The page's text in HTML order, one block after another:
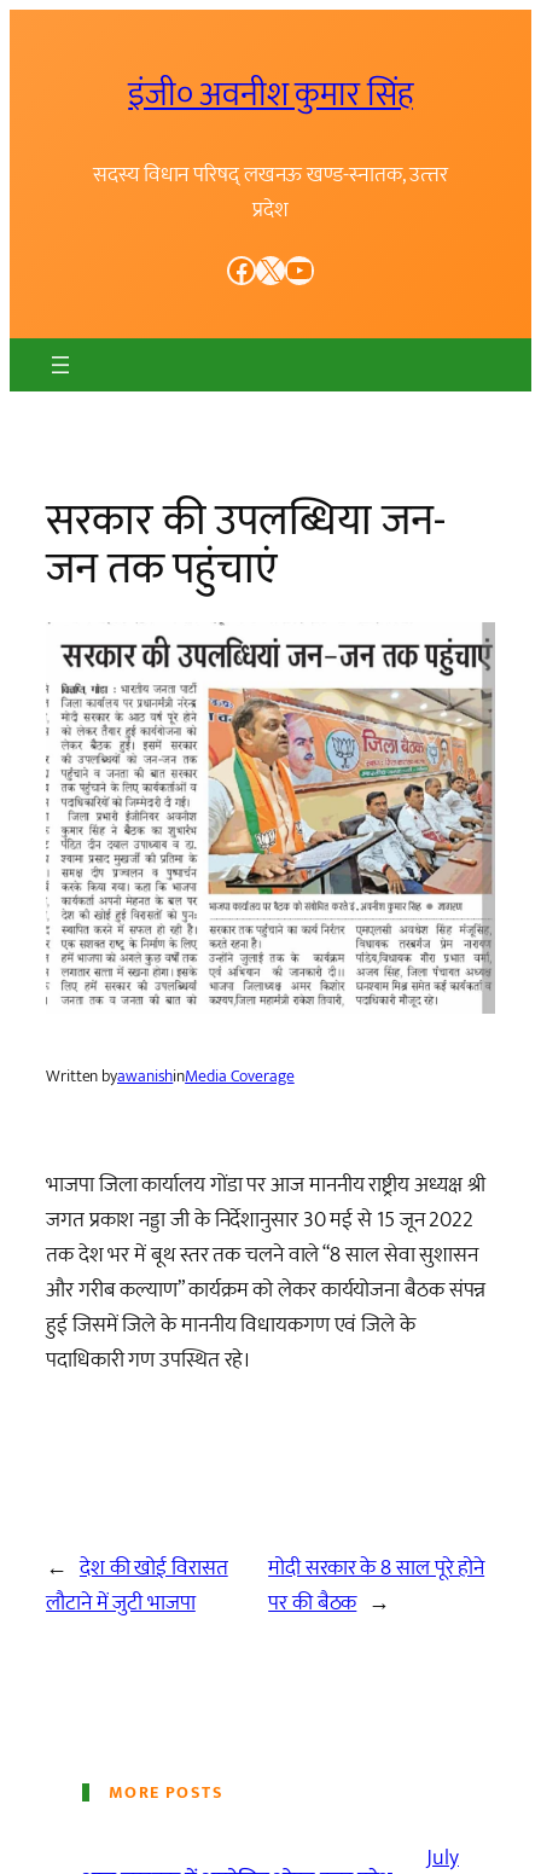
इंजी० अवनीश कुमार सिंह
सदस्य विधान परिषद् लखनऊ खण्ड-स्नातक, उत्त्तर
प्रदेश
Facebook X YouTube
सरकार की उपलब्धिया जन-
जन तक पहुंचाएं
Written byawanishinMedia Coverage
भाजपा जिला कार्यालय गोंडा पर आज माननीय राष्ट्रीय अध्यक्ष श्री
जगत प्रकाश नड्डा जी के निर्देशानुसार 30 मई से 15 जून 2022
तक देश भर में बूथ स्तर तक चलने वाले “8 साल सेवा सुशासन
और गरीब कल्याण” कार्यक्रम को लेकर कार्ययोजना बैठक संपन्न
हुई जिसमें जिले के माननीय विधायकगण एवं जिले के
पदाधिकारी गण उपस्थित रहे।
← देश की खोई विरासत
लौटाने में जुटी भाजपा
मोदी सरकार के 8 साल पूरे होने
पर की बैठक →
MORE POSTS
July